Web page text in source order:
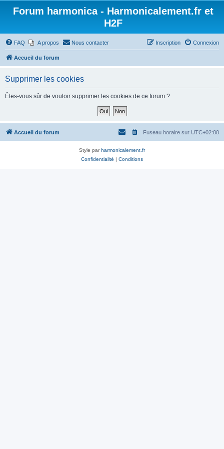
Forum harmonica - Harmonicalement.fr et
H2F
FAQ A propos Nous contacter Connexion
Inscription
Accueil du forum
Supprimer les cookies
Êtes-vous sûr de vouloir supprimer les cookies de ce forum ?
Accueil du forum Fuseau horaire sur UTC+02:00
Style parharmonicalement.fr
Confidentialité | Conditions